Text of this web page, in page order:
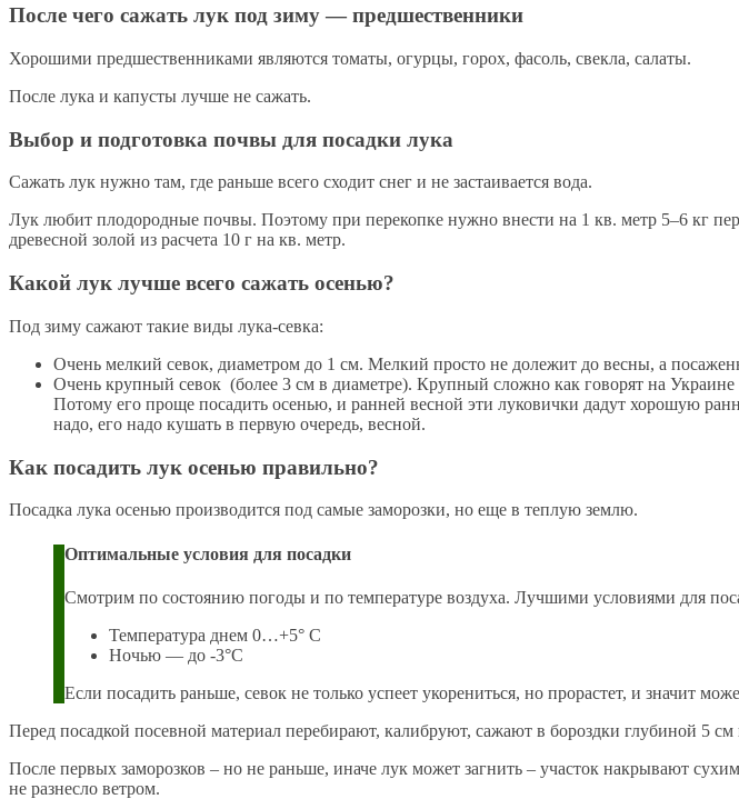
После чего сажать лук под зиму — предшественники
Хорошими предшественниками являются томаты, огурцы, горох, фасоль, свекла, салаты.
После лука и капусты лучше не сажать.
Выбор и подготовка почвы для посадки лука
Сажать лук нужно там, где раньше всего сходит снег и не застаивается вода.
Лук любит плодородные почвы. Поэтому при перекопке нужно внести на 1 кв. метр 5–6 кг
древесной золой из расчета 10 г на кв. метр.
Какой лук лучше всего сажать осенью?
Под зиму сажают такие виды лука-севка:
Очень мелкий севок, диаметром до 1 см. Мелкий просто не долежит до весны, а
Очень крупный севок (более 3 см в диаметре). Крупный сложно как говорят на
Потому его проще посадить осенью, и ранней весной эти луковички дадут хорошую
надо, его надо кушать в первую очередь, весной.
Как посадить лук осенью правильно?
Посадка лука осенью производится под самые заморозки, но еще в теплую землю.
Оптимальные условия для посадки
Смотрим по состоянию погоды и по температуре воздуха. Лучшими условиями для
Температура днем 0…+5° С
Ночью — до -3°С
Если посадить раньше, севок не только успеет укорениться, но прорастет, и значит
Перед посадкой посевной материал перебирают, калибруют, сажают в бороздки глубиной 5
После первых заморозков – но не раньше, иначе лук может загнить – участок накрывают
не разнесло ветром.